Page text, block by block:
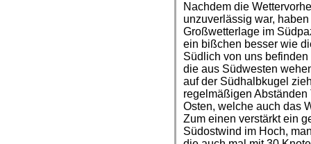
Nachdem die
unzuverlässig war,
Großwetterlage im
ein bißchen besser wie
Südlich von uns
die aus Südwesten
auf der Südhalbkugel
regelmäßigen
Osten, welche auch das
Zum einen verstärkt ein
Südostwind im Hoch,